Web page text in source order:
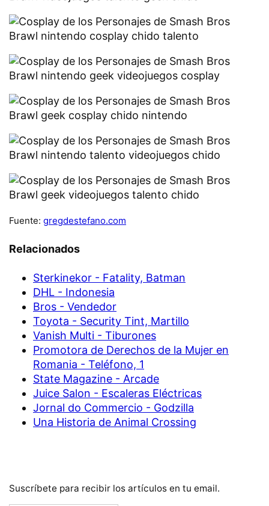
Fuente: gregdestefano.com
Relacionados
Sterkinekor - Fatality, Batman
DHL - Indonesia
Bros - Vendedor
Toyota - Security Tint, Martillo
Vanish Multi - Tiburones
Promotora de Derechos de la Mujer en
Romania - Teléfono, 1
State Magazine - Arcade
Juice Salon - Escaleras Eléctricas
Jornal do Commercio - Godzilla
Una Historia de Animal Crossing
Suscríbete para recibir los artículos en tu email.